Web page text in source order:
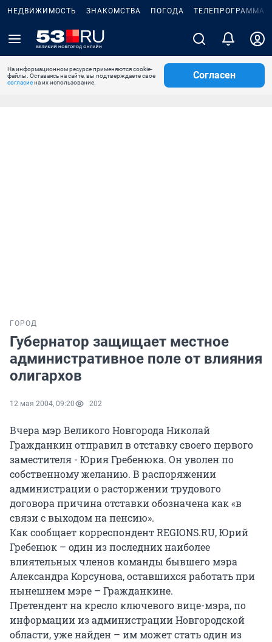
НЕДВИЖИМОСТЬ ЗНАКОМСТВА ПОГОДА ТЕЛЕПРОГРАММА
На информационном ресурсе применяются cookie-
файлы. Оставаясь на сайте, вы подтверждаете свое
согласиена их использование.
Согласен
ГОРОД
Губернатор защищает местное
административное поле от влияния
олигархов
12 мая 2004, 09:20 202
Вчера мэр Великого Новгорода Николай
Гражданкин отправил в отставку своего первого
заместителя - Юрия Гребенюка. Он уволен по
собственному желанию. В распоряжении
администрации о расторжении трудового
договора причина отставки обозначена как «в
связи с выходом на пенсию».
Как сообщает корреспондент REGIONS.RU, Юрий
Гребенюк – один из последних наиболее
влиятельных членов команды бывшего мэра
Александра Корсунова, оставшихся работать при
нынешнем мэре – Гражданкине.
Претендент на кресло ключевого вице-мэра, по
информации из администрации Новгородской
области, уже найден – им может стать один из